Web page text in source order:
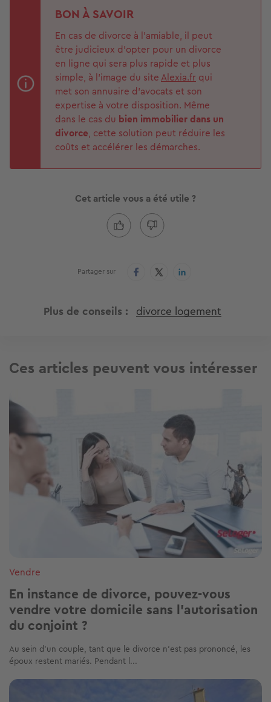
BON À SAVOIR
En cas de divorce à l’amiable, il peut
être judicieux d’opter pour un divorce
en ligne qui sera plus rapide et plus
simple, à l'image du site Alexia.fr qui
met son annuaire d'avocats et son
expertise à votre disposition. Même
dans le cas du bien immobilier dans un
divorce, cette solution peut réduire les
coûts et accélérer les démarches.
Cet article vous a été utile ?
Partager sur
Plus de conseils divorce logement
Ces articles peuvent vous intéresser
Vendre
En instance de divorce, pouvez-vous
vendre votre domicile sans l'autorisation
du conjoint ?
Au sein d'un couple, tant que le divorce n’est pas prononcé, les
époux restent mariés. Pendant l...
Image